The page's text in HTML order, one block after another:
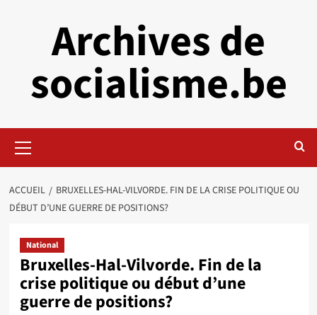
Archives de
socialisme.be
principal
ACCUEIL
BRUXELLES-HAL-VILVORDE. FIN DE LA CRISE POLITIQUE OU
DÉBUT D’UNE GUERRE DE POSITIONS?
National
Bruxelles-Hal-Vilvorde. Fin de la
crise politique ou début d’une
guerre de positions?